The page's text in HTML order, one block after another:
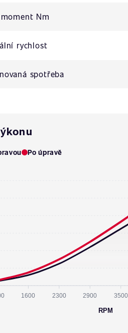
Nm
rychlost
spotřeba
Po úpravě
1600 2300 2900 3500
RPM